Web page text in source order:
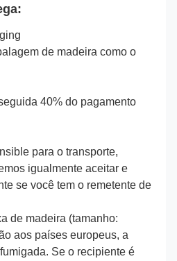
de madeira como o
40% do pagamento
para o transporte,
igualmente aceitar e
se você tem o remetente de
de madeira (tamanho:
aos países europeus, a
Se o recipiente é